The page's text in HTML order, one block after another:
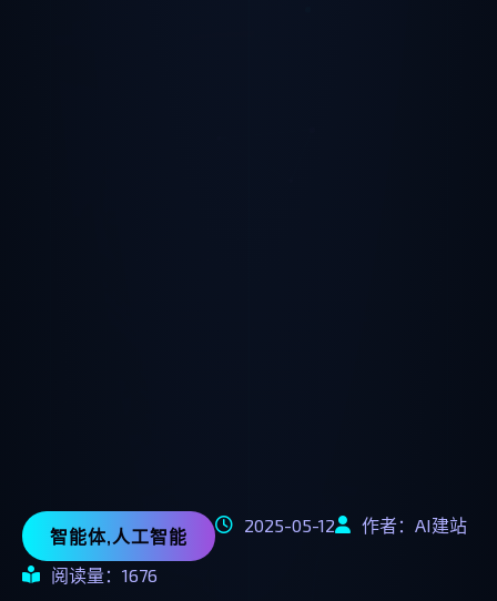
智能体,人工智能
2025-05-12 作者：AI建站
阅读量：1676